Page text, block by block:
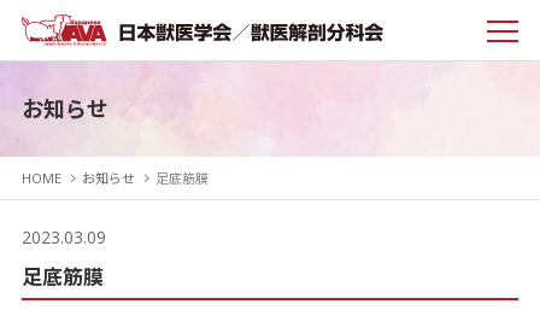
お知らせ
HOME お知らせ 足底筋膜
2023.03.09
足底筋膜